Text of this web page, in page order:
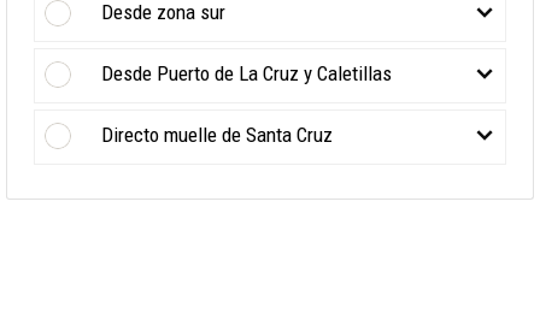
Desde zona sur
Desde Puerto de La Cruz y Caletillas
Directo muelle de Santa Cruz